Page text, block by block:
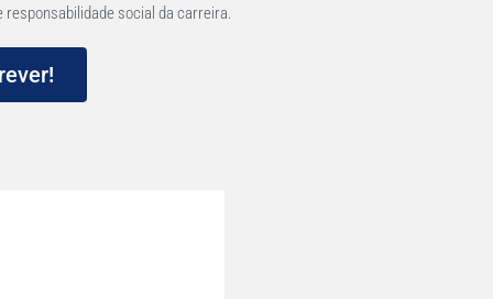
social da carreira.